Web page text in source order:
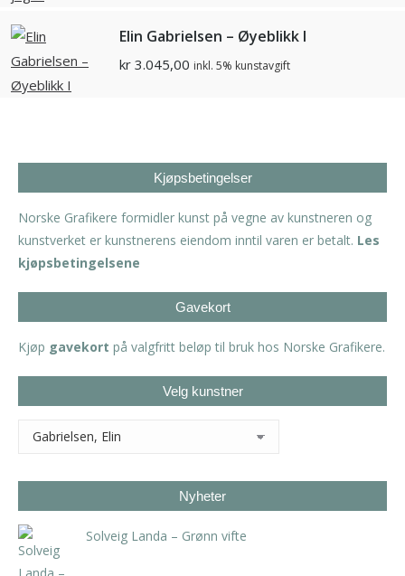
Elin Gabrielsen – Øyeblikk I
kr 3.045,00 inkl. 5% kunstavgift
Kjøpsbetingelser
Norske Grafikere formidler kunst på vegne av kunstneren og
kunstverket er kunstnerens eiendom inntil varen er betalt. Les
kjøpsbetingelsene
Gavekort
Kjøp gavekort på valgfritt beløp til bruk hos Norske Grafikere.
Velg kunstner
Nyheter
Solveig Landa – Grønn vifte